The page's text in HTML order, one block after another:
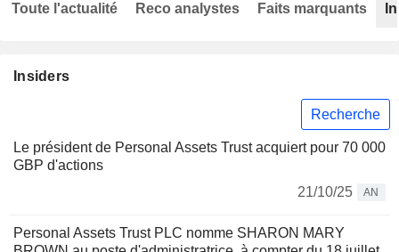
Insiders
Recherche
Le président de Personal Assets Trust acquiert pour 70 000
GBP d'actions
21/10/25
AN
Personal Assets Trust PLC nomme SHARON MARY
Toute l'actualité Reco analystes Faits marquants